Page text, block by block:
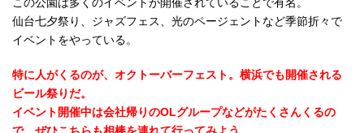
仙台七夕祭り、ジャズフェス、光のページェントなど季節折々で
イベントをやっている。
特に人がくるのが、オクトーバーフェスト。横浜でも開催される
ビール祭りだ。
イベント開催中は会社帰りのOLグループなどがたくさんくるの